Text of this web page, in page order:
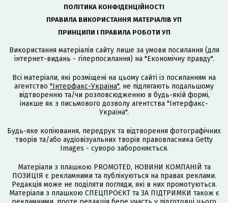
ПОЛІТИКА КОНФІДЕНЦІЙНОСТІ
ПРАВИЛА ВИКОРИСТАННЯ МАТЕРІАЛІВ УП
ПРИНЦИПИ І ПРАВИЛА РОБОТИ УП
Використання матеріалів сайту лише за умови посилання (для
інтернет-видань - гіперпосилання) на "Економічну правду".
Всі матеріали, які розміщені на цьому сайті із посиланням на
агентство "Інтерфакс-Україна", не підлягають подальшому
відтворенню та/чи розповсюдженню в будь-якій формі,
інакше як з письмового дозволу агентства "Інтерфакс-
Україна".
Будь-яке копіювання, передрук та відтворення фотографічних
творів та/або аудіовізуальних творів правовласника Getty
Images - суворо забороняється.
Матеріали з плашкою PROMOTED, НОВИНИ КОМПАНІЙ та
ПОЗИЦІЯ є рекламними та публікуються на правах реклами.
Редакція може не поділяти погляди, які в них промотуються.
Матеріали з плашкою СПЕЦПРОЄКТ та ЗА ПІДТРИМКИ також є